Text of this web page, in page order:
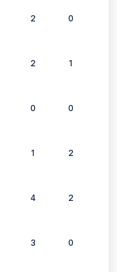
2 0
2 1
0 0
1 2
4 2
3 0